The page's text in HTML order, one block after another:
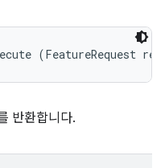
(FeatureRequest
반환합니다.